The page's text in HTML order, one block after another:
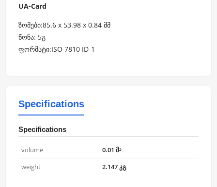
UA-Card
ზომები:85.6 x 53.98 x 0.84 მმ
წონა: 5გ
ფორმატი:ISO 7810 ID-1
Specifications
Specifications
volume
0.01 მ³
weight
2.147 კგ